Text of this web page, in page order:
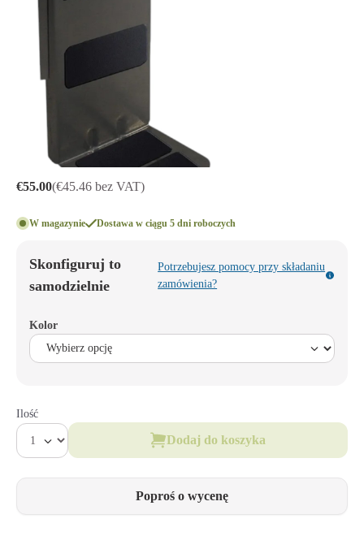
€55.00(€45.46 bez VAT)
W magazynie Dostawa w ciągu 5 dni roboczych
Skonfiguruj to
samodzielnie
Potrzebujesz pomocy przy składaniu
zamówienia?
Kolor
Ilość
Dodaj do koszyka
Poproś o wycenę